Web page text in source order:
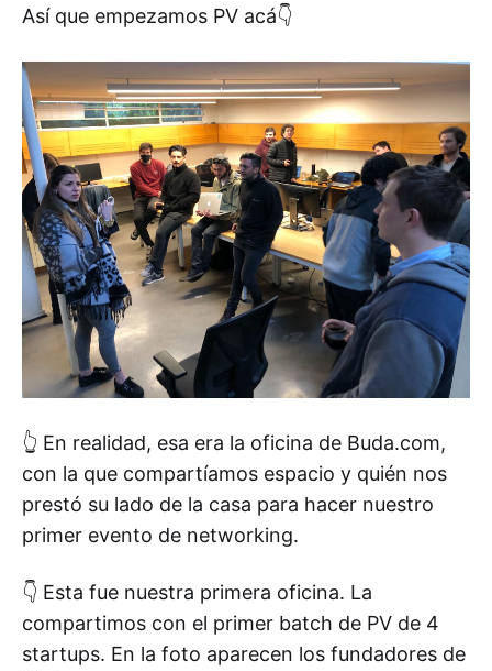
Así que empezamos PV acá👇
👆 En realidad, esa era la oficina de Buda.com,
con la que compartíamos espacio y quién nos
prestó su lado de la casa para hacer nuestro
primer evento de networking.
👇 Esta fue nuestra primera oficina. La
compartimos con el primer batch de PV de 4
startups. En la foto aparecen los fundadores de